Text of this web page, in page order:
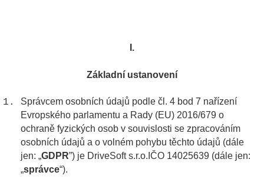
I.
Základní ustanovení
Správcem osobních údajů podle čl. 4 bod 7 nařízení
Evropského parlamentu a Rady (EU) 2016/679 o
ochraně fyzických osob v souvislosti se zpracováním
osobních údajů a o volném pohybu těchto údajů (dále
jen: „GDPR”) je DriveSoft s.r.o.IČO 14025639 (dále jen:
„správce“).